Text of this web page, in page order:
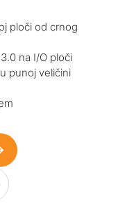
ploči od crnog
na I/O ploči
punoj veličini